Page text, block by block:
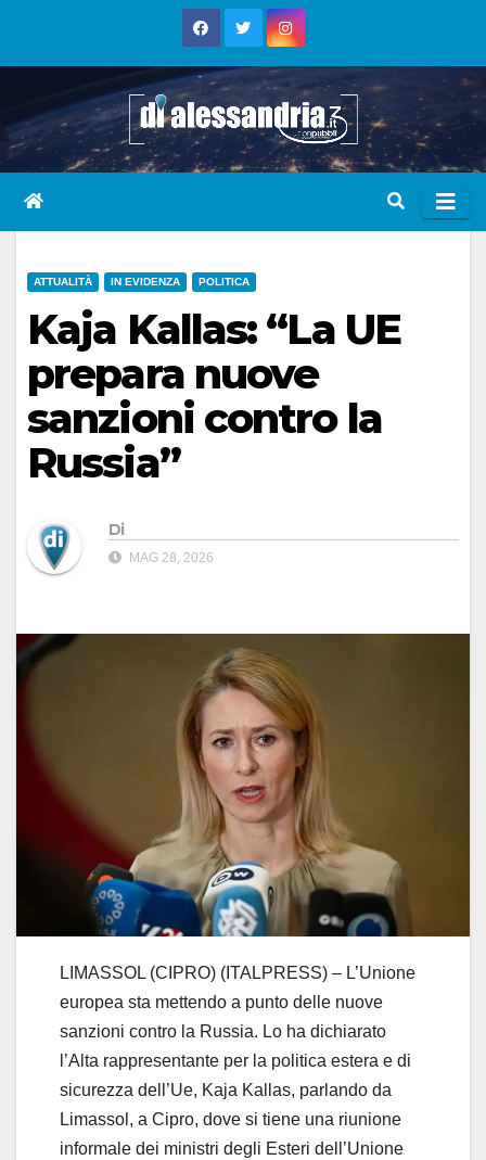
ATTUALITÀ IN EVIDENZA POLITICA
Kaja Kallas: “La UE
prepara nuove
sanzioni contro la
Russia”
Di
MAG 28, 2026
LIMASSOL (CIPRO) (ITALPRESS) – L’Unione
europea sta mettendo a punto delle nuove
sanzioni contro la Russia. Lo ha dichiarato
l’Alta rappresentante per la politica estera e di
sicurezza dell’Ue, Kaja Kallas, parlando da
Limassol, a Cipro, dove si tiene una riunione
informale dei ministri degli Esteri dell’Unione